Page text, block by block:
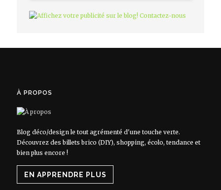
À PROPOS
Blog déco/design le tout agrémenté d'une touche verte.
Découvrez des billets brico (DIY), shopping, écolo, tendance et
bien plus encore !
EN APPRENDRE PLUS